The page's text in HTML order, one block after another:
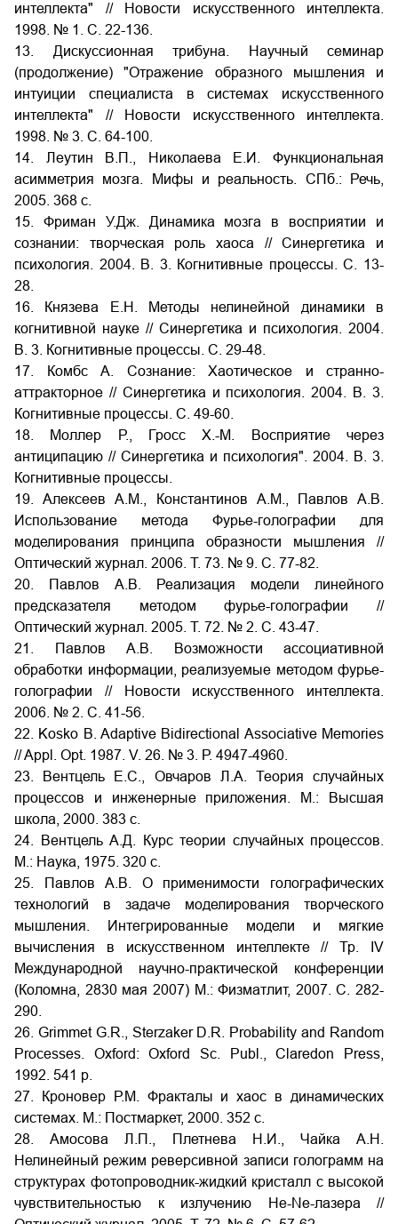
интеллекта" // Новости искусственного интеллекта.
1998. № 1. C. 22-136.
13. Дискуссионная трибуна. Научный семинар
(продолжение) "Отражение образного мышления и
интуиции специалиста в системах искусственного
интеллекта" // Новости искусственного интеллекта.
1998. № 3. C. 64-100.
14. Леутин В.П., Николаева Е.И. Функциональная
асимметрия мозга. Мифы и реальность. СПб.: Речь,
2005. 368 с.
15. Фриман У.Дж. Динамика мозга в восприятии и
сознании: творческая роль хаоса // Синергетика и
психология. 2004. В. 3. Когнитивные процессы. С. 13-
28.
16. Князева Е.Н. Методы нелинейной динамики в
когнитивной науке // Синергетика и психология. 2004.
В. 3. Когнитивные процессы. С. 29-48.
17. Комбс А. Сознание: Хаотическое и странно-
аттракторное // Синергетика и психология. 2004. В. 3.
Когнитивные процессы. С. 49-60.
18. Моллер Р., Гросс Х.-М. Восприятие через
антиципацию // Синергетика и психология". 2004. В. 3.
Когнитивные процессы.
19. Алексеев А.М., Константинов А.М., Павлов А.В.
Использование метода Фурье-голографии для
моделирования принципа образности мышления //
Оптический журнал. 2006. Т. 73. № 9. С. 77-82.
20. Павлов А.В. Реализация модели линейного
предсказателя методом фурье-голографии //
Оптический журнал. 2005. Т. 72. № 2. С. 43-47.
21. Павлов А.В. Возможности ассоциативной
обработки информации, реализуемые методом фурье-
голографии // Новости искусственного интеллекта.
2006. № 2. С. 41-56.
22. Kosko B. Adaptive Bidirectional Associative Memories
// Appl. Opt. 1987. V. 26. № 3. Р. 4947-4960.
23. Вентцель Е.С., Овчаров Л.А. Теория случайных
процессов и инженерные приложения. М.: Высшая
школа, 2000. 383 с.
24. Вентцель А.Д. Курс теории случайных процессов.
М.: Наука, 1975. 320 с.
25. Павлов А.В. О применимости голографических
технологий в задаче моделирования творческого
мышления. Интегрированные модели и мягкие
вычисления в искусственном интеллекте // Тр. IV
Международной научно-практической конференции
(Коломна, 2830 мая 2007) М.: Физматлит, 2007. С. 282-
290.
26. Grimmet G.R., Sterzaker D.R. Probability and Random
Processes. Oxford: Oxford Sc. Publ., Claredon Press,
1992. 541 р.
27. Кроновер Р.М. Фракталы и хаос в динамических
системах. М.: Постмаркет, 2000. 352 с.
28. Амосова Л.П., Плетнева Н.И., Чайка А.Н.
Нелинейный режим реверсивной записи голограмм на
структурах фотопроводник-жидкий кристалл с высокой
чувствительностью к излучению He-Ne-лазера //